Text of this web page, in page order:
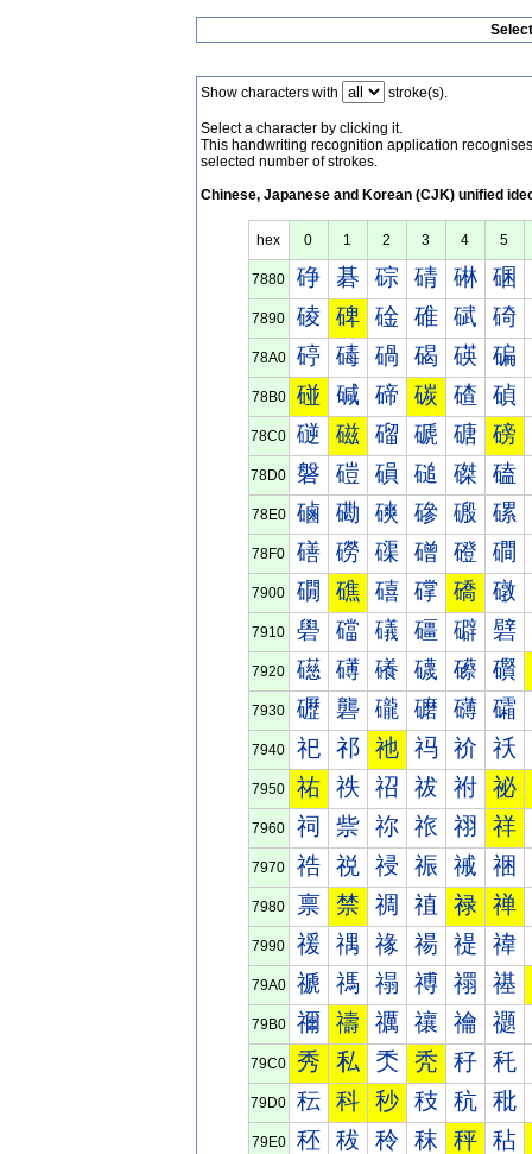
Show characters with stroke(s).
Select a character by clicking it.
This handwriting recognition application
selected number of strokes.
Chinese, Japanese and Korean (CJK) unified
hex 0 1 2 3 4 5
7880 碀 碁 碂 碃 碄 碅
7890 碐 碑 碒 碓 碔 碕
78A0 碠 碡 碢 碣 碤 碥
78B0 碰 碱 碲 碳 碴 碵
78C0 磀 磁 磂 磃 磄 磅
78D0 磐 磑 磒 磓 磔 磕
78E0 磠 磡 磢 磣 磤 磥
78F0 磰 磱 磲 磳 磴 磵
7900 礀 礁 礂 礃 礄 礅
7910 礐 礑 礒 礓 礔 礕
7920 礠 礡 礢 礣 礤 礥
7930 礰 礱 礲 礳 礴 礵
7940 祀 祁 祂 祃 祄 祅
7950 祐 祑 祒 祓 祔 祕
7960 祠 祡 祢 祣 祤 祥
7970 祰 祱 祲 祳 祴 祵
7980 禀 禁 禂 禃 禄 禅
7990 禐 禑 禒 禓 禔 禕
79A0 禠 禡 禢 禣 禤 禥
79B0 禰 禱 禲 禳 禴 禵
79C0 秀 私 秂 秃 秄 秅
79D0 秐 科 秒 秓 秔 秕
79E0 秠 秡 秢 秣 秤 秥